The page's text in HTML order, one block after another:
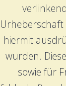
Urheberschaft
hiermit
wurden.
sowie für